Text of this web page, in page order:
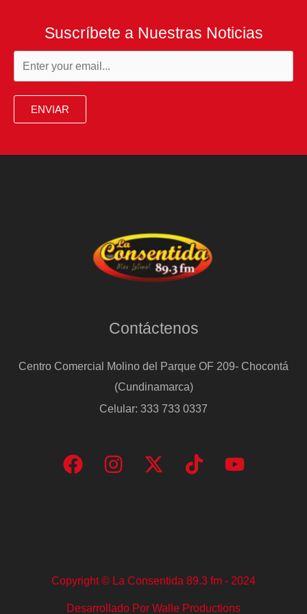
Suscríbete a Nuestras Noticias
ENVIAR
Contáctenos
Centro Comercial Molino del Parque OF 209- Chocontá
(Cundinamarca)
Celular: 333 733 0337
Copyright © La Consentida 89.3 fm - 2024
Desarrollado Por Walle Productions